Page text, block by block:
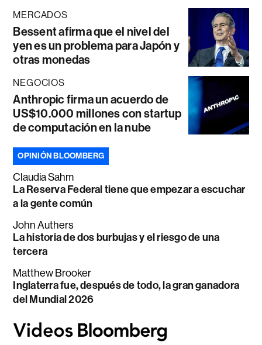
MERCADOS
Bessent afirma que el nivel del
yen es un problema para Japón y
otras monedas
NEGOCIOS
Anthropic firma un acuerdo de
US$10.000 millones con startup
de computación en la nube
OPINIÓN BLOOMBERG
Claudia Sahm
La Reserva Federal tiene que empezar a escuchar
a la gente común
John Authers
La historia de dos burbujas y el riesgo de una
tercera
Matthew Brooker
Inglaterra fue, después de todo, la gran ganadora
del Mundial 2026